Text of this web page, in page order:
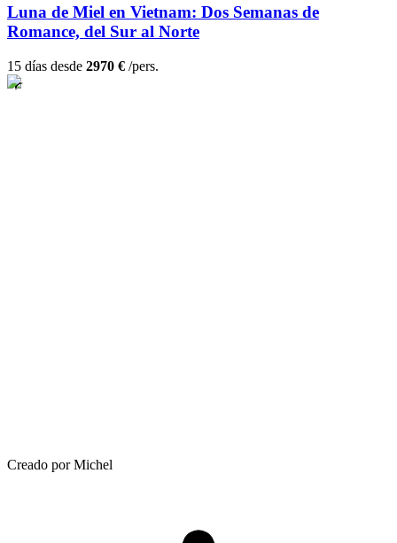
Luna de Miel en Vietnam: Dos Semanas de
Romance, del Sur al Norte
15 días desde 2970 € /pers.
Creado por Michel